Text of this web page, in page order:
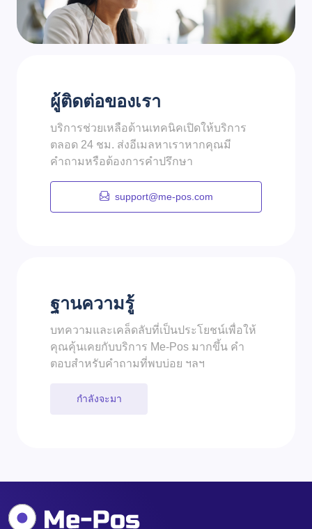
ผู้ติดต่อของเรา
บริการช่วยเหลือด้านเทคนิคเปิดให้บริการ
ตลอด 24 ชม. ส่งอีเมลหาเราหากคุณมี
คำถามหรือต้องการคำปรึกษา
support@me-pos.com
ฐานความรู้
บทความและเคล็ดลับที่เป็นประโยชน์เพื่อให้
คุณคุ้นเคยกับบริการ Me-Pos มากขึ้น คำ
ตอบสำหรับคำถามที่พบบ่อย ฯลฯ
กำลังจะมา